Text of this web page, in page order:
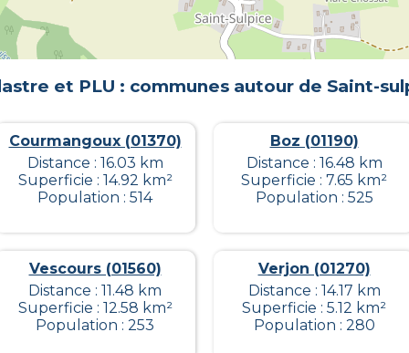
et PLU : communes autour de Saint-
Courmangoux (01370)
Distance : 16.03 km
Superficie : 14.92 km²
Population : 514
Boz (01190)
Distance : 16.48 km
Superficie : 7.65 km²
Population : 525
Vescours (01560)
Distance : 11.48 km
Superficie : 12.58 km²
Population : 253
Verjon (01270)
Distance : 14.17 km
Superficie : 5.12 km²
Population : 280